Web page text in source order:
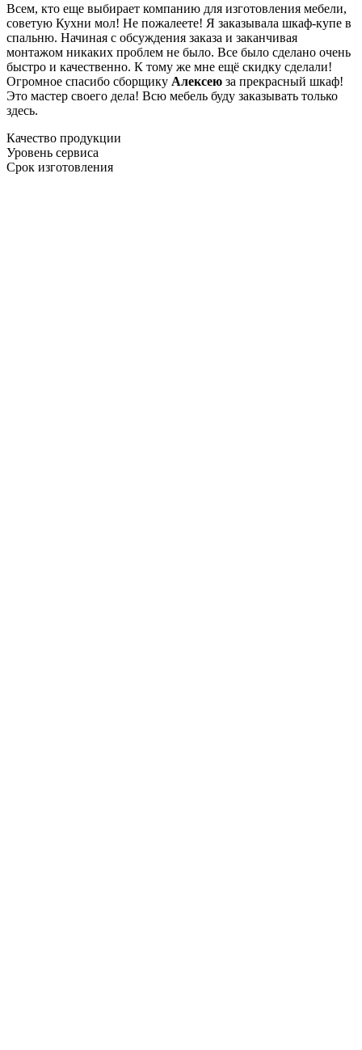
Всем, кто еще выбирает компанию для изготовления мебели,
советую Кухни мол! Не пожалеете! Я заказывала шкаф-купе в
спальню. Начиная с обсуждения заказа и заканчивая
монтажом никаких проблем не было. Все было сделано очень
быстро и качественно. К тому же мне ещё скидку сделали!
Огромное спасибо сборщику Алексею за прекрасный шкаф!
Это мастер своего дела! Всю мебель буду заказывать только
здесь.
Качество продукции
Уровень сервиса
Срок изготовления